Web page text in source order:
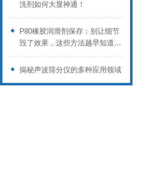
洗剂如何大显神通！
P80橡胶润滑剂保存：别让细节
毁了效果，这些方法越早知道越
好
揭秘声波筛分仪的多种应用领域